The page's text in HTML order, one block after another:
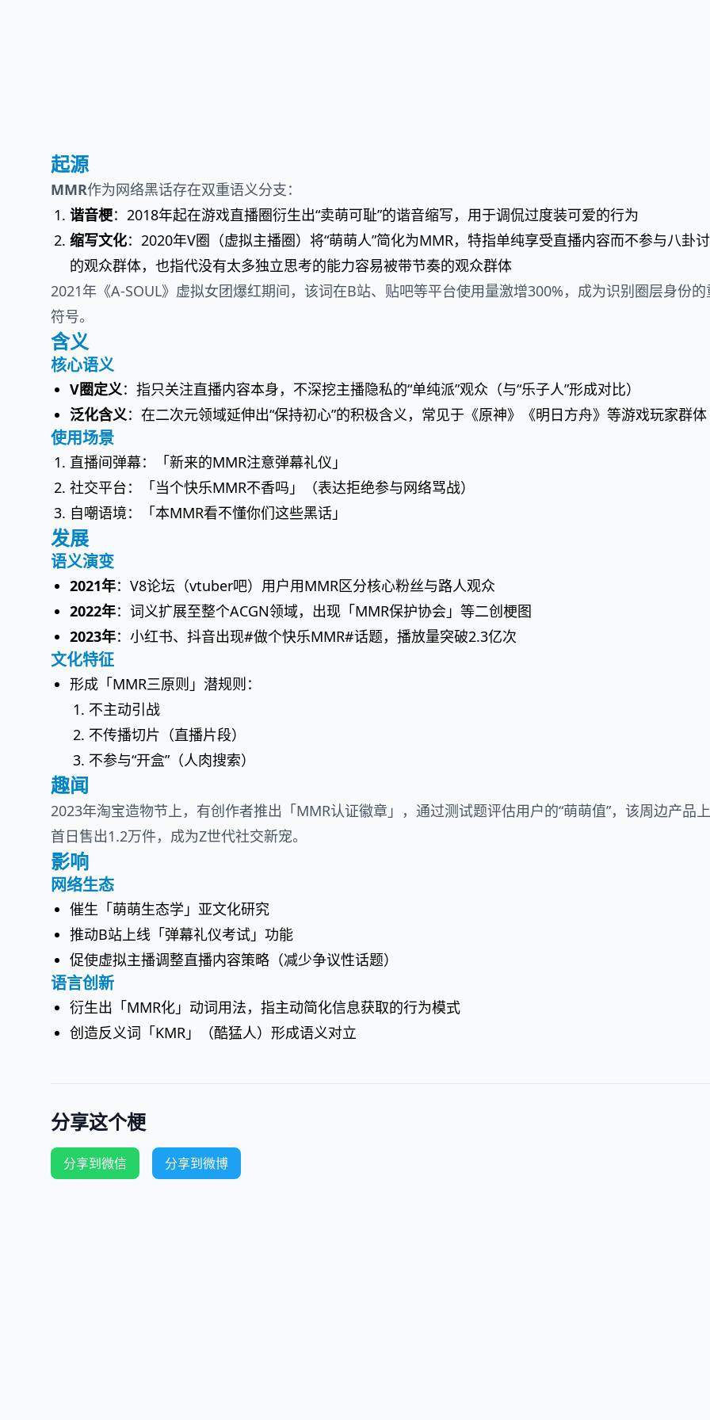
起源
MMR作为网络黑话存在双重语义分支：
谐音梗：2018年起在游戏直播圈衍生出“卖萌可耻”的谐音缩写，用于调侃过度装可爱的行为
缩写文化：2020年V圈（虚拟主播圈）将“萌萌人”简化为MMR，特指单纯享受直播内容而不参与八卦
的观众群体，也指代没有太多独立思考的能力容易被带节奏的观众群体
2021年《A-SOUL》虚拟女团爆红期间，该词在B站、贴吧等平台使用量激增300%，成为识别圈层身份的
符号。
含义
核心语义
V圈定义：指只关注直播内容本身，不深挖主播隐私的“单纯派”观众（与“乐子人”形成对比）
泛化含义：在二次元领域延伸出“保持初心”的积极含义，常见于《原神》《明日方舟》等游戏玩家群体
使用场景
直播间弹幕：「新来的MMR注意弹幕礼仪」
社交平台：「当个快乐MMR不香吗」（表达拒绝参与网络骂战）
自嘲语境：「本MMR看不懂你们这些黑话」
发展
语义演变
2021年：V8论坛（vtuber吧）用户用MMR区分核心粉丝与路人观众
2022年：词义扩展至整个ACGN领域，出现「MMR保护协会」等二创梗图
2023年：小红书、抖音出现#做个快乐MMR#话题，播放量突破2.3亿次
文化特征
形成「MMR三原则」潜规则：
不主动引战
不传播切片（直播片段）
不参与“开盒”（人肉搜索）
趣闻
2023年淘宝造物节上，有创作者推出「MMR认证徽章」，通过测试题评估用户的“萌萌值”，该周边产品
首日售出1.2万件，成为Z世代社交新宠。
影响
网络生态
催生「萌萌生态学」亚文化研究
推动B站上线「弹幕礼仪考试」功能
促使虚拟主播调整直播内容策略（减少争议性话题）
语言创新
衍生出「MMR化」动词用法，指主动简化信息获取的行为模式
创造反义词「KMR」（酷猛人）形成语义对立
分享这个梗
分享到微信 分享到微博